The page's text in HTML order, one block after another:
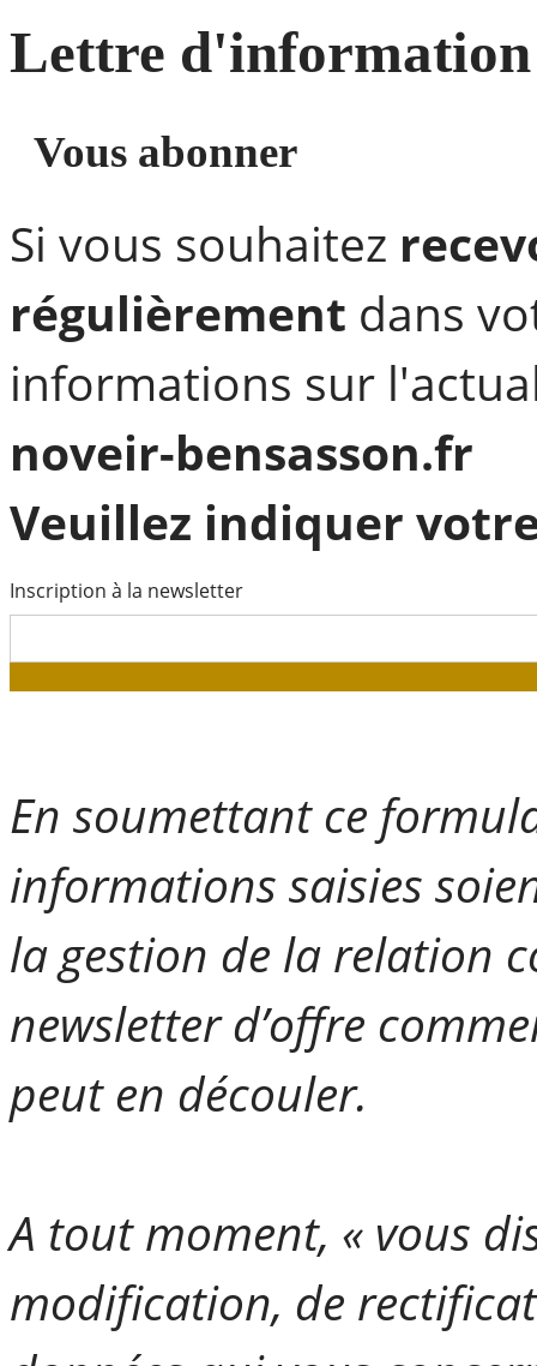
Lettre d'information
Vous abonner
Si vous souhaitez
régulièrement dans
informations sur
noveir-bensasson.fr
Veuillez indiquer
Inscription à la newsletter
En soumettant ce
informations saisies
la gestion de la relation
newsletter d’offre
peut en découler.
A tout moment, « vous
modification, de